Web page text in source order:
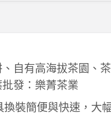
自有高海拔茶園、茶
發：樂菁茶業
裝簡便與快速，大